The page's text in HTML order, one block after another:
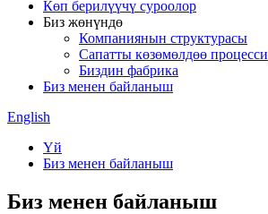
Көп берилүүчү суроолор
Биз жөнүндө
Компаниянын структурасы
Сапатты көзөмөлдөө процесси
Биздин фабрика
Биз менен байланыш
English
Үй
Биз менен байланыш
Биз менен байланыш